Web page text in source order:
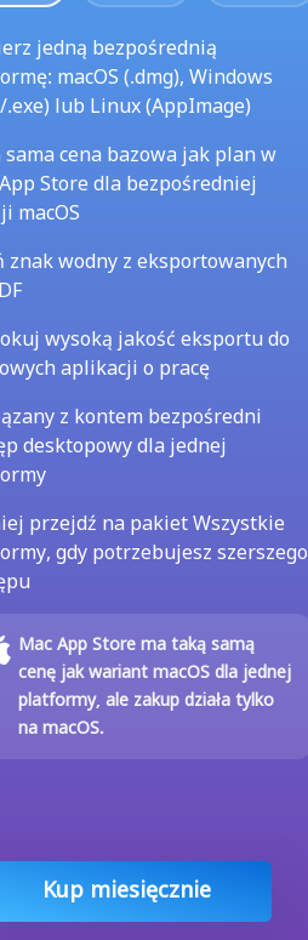
jedną bezpośrednią
macOS (.dmg), Windows
lub Linux (AppImage)
cena bazowa jak plan w
Store dla bezpośredniej
macOS
znak wodny z eksportowanych
wysoką jakość eksportu do
aplikacji o pracę
z kontem bezpośredni
desktopowy dla jednej
przejdź na pakiet Wszystkie
gdy potrzebujesz szerszego
Mac App Store ma taką samą
cenę jak wariant macOS dla jednej
platformy, ale zakup działa tylko
na macOS.
Kup miesięcznie